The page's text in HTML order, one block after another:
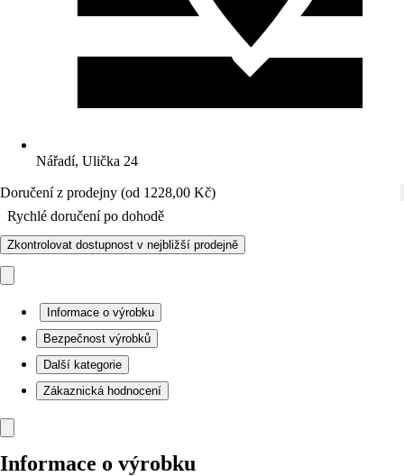
Nářadí, Ulička 24
Doručení z prodejny (od 1228,00 Kč)
Rychlé doručení po dohodě
Zkontrolovat dostupnost v nejbližší prodejně
Informace o výrobku
Bezpečnost výrobků
Další kategorie
Zákaznická hodnocení
Informace o výrobku